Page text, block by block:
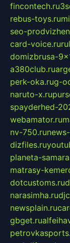
fincontech.ru
rebus-toys.ru
seo-
card-voice.ru
domizbrusa-
a380club.ru
perk-oka.rug-
naruto-x.ru
spayderhed-
webamator.ru
nv-750.ru
dizfiles.ru
planeta-
matrasy-
dotcustoms.ru
narasimha.ru
newsplain.ru
gbget.ru